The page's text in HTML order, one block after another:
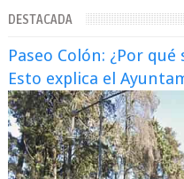
DESTACADA
Paseo Colón: ¿Por
Esto explica el